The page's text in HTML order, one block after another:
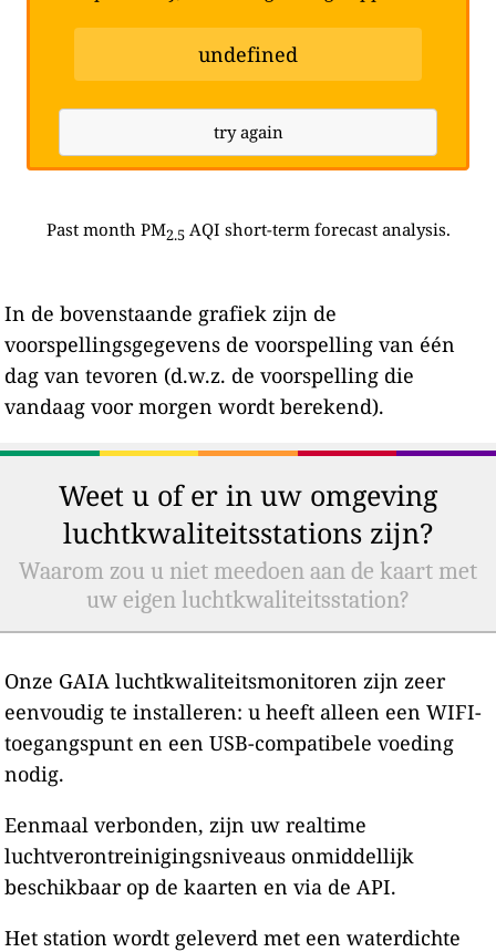
undefined
try again
Past month PM2.5 AQI short-term forecast analysis.
In de bovenstaande grafiek zijn de
voorspellingsgegevens de voorspelling van één
dag van tevoren (d.w.z. de voorspelling die
vandaag voor morgen wordt berekend).
Weet u of er in uw omgeving
luchtkwaliteitsstations zijn?
Waarom zou u niet meedoen aan de kaart met
uw eigen luchtkwaliteitsstation?
Onze GAIA luchtkwaliteitsmonitoren zijn zeer
eenvoudig te installeren: u heeft alleen een WIFI-
toegangspunt en een USB-compatibele voeding
nodig.
Eenmaal verbonden, zijn uw realtime
luchtverontreinigingsniveaus onmiddellijk
beschikbaar op de kaarten en via de API.
Het station wordt geleverd met een waterdichte